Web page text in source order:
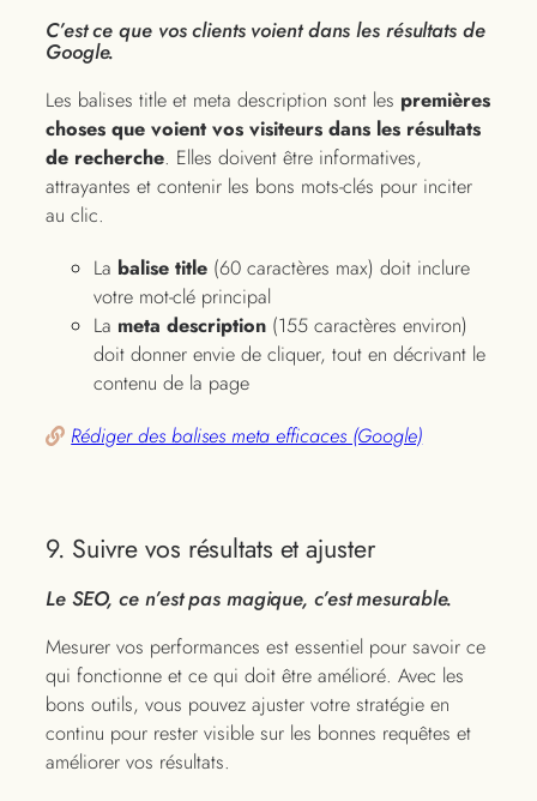
C’est ce que vos clients voient dans les résultats de
Google.
Les balises title et meta description sont les premières
choses que voient vos visiteurs dans les résultats
de recherche. Elles doivent être informatives,
attrayantes et contenir les bons mots-clés pour inciter
au clic.
La balise title (60 caractères max) doit inclure
votre mot-clé principal
La meta description (155 caractères environ)
doit donner envie de cliquer, tout en décrivant le
contenu de la page
Rédiger des balises meta efficaces (Google)
9. Suivre vos résultats et ajuster
Le SEO, ce n’est pas magique, c’est mesurable.
Mesurer vos performances est essentiel pour savoir ce
qui fonctionne et ce qui doit être amélioré. Avec les
bons outils, vous pouvez ajuster votre stratégie en
continu pour rester visible sur les bonnes requêtes et
améliorer vos résultats.